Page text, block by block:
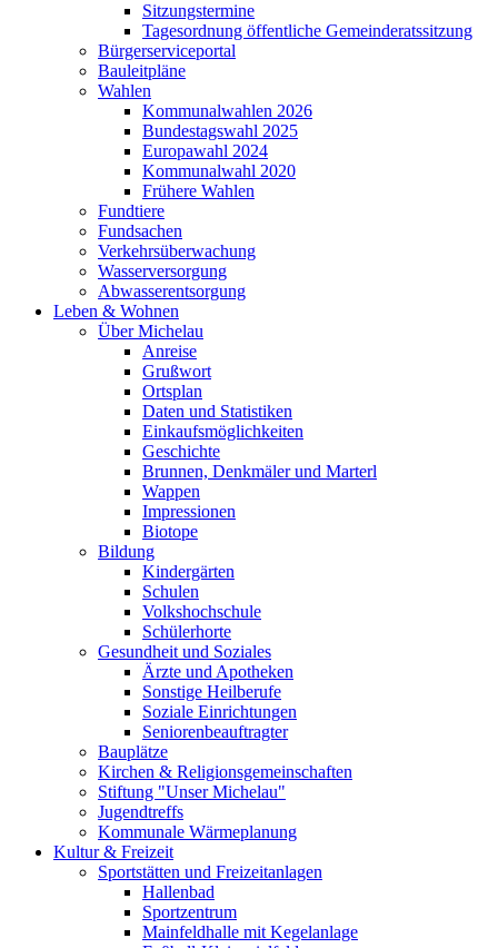
Sitzungstermine
Tagesordnung öffentliche Gemeinderatssitzung
Bürgerserviceportal
Bauleitpläne
Wahlen
Kommunalwahlen 2026
Bundestagswahl 2025
Europawahl 2024
Kommunalwahl 2020
Frühere Wahlen
Fundtiere
Fundsachen
Verkehrsüberwachung
Wasserversorgung
Abwasserentsorgung
Leben & Wohnen
Über Michelau
Anreise
Grußwort
Ortsplan
Daten und Statistiken
Einkaufsmöglichkeiten
Geschichte
Brunnen, Denkmäler und Marterl
Wappen
Impressionen
Biotope
Bildung
Kindergärten
Schulen
Volkshochschule
Schülerhorte
Gesundheit und Soziales
Ärzte und Apotheken
Sonstige Heilberufe
Soziale Einrichtungen
Seniorenbeauftragter
Bauplätze
Kirchen & Religionsgemeinschaften
Stiftung "Unser Michelau"
Jugendtreffs
Kommunale Wärmeplanung
Kultur & Freizeit
Sportstätten und Freizeitanlagen
Hallenbad
Sportzentrum
Mainfeldhalle mit Kegelanlage